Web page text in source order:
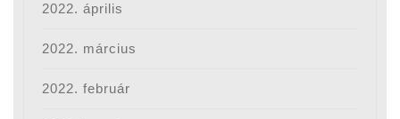
2022. április
2022. március
2022. február